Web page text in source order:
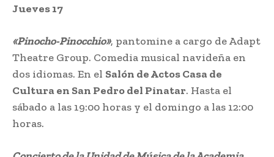
Jueves 17
«Pinocho-Pinocchio», pantomine a cargo de Adapt
Theatre Group. Comedia musical navideña en
dos idiomas. En el Salón de Actos Casa de
Cultura en San Pedro del Pinatar. Hasta el
sábado a las 19:00 horas y el domingo a las 12:00
horas.